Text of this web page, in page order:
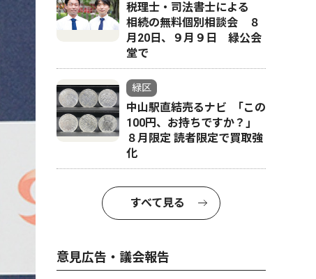
税理士・司法書士による
相続の無料個別相談会 ８
月20日、９月９日 緑公会
堂で
緑区
中山駅直結売るナビ ｢この
100円、お持ちですか？｣
８月限定 読者限定で買取強
化
すべて見る
意見広告・議会報告